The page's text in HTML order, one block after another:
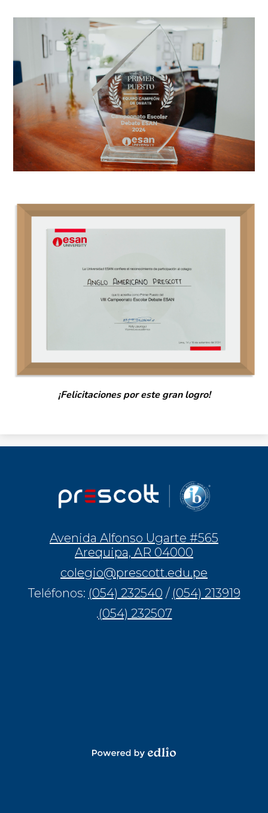
¡Felicitaciones por este gran logro!
Avenida Alfonso Ugarte #565
Arequipa, AR 04000
colegio@prescott.edu.pe
Teléfonos: (054) 232540 / (054) 213919
.(054) 232507